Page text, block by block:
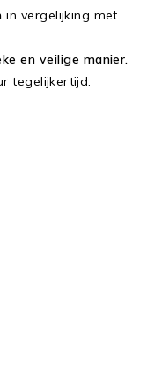
in vergelijking met
en veilige manier.
tegelijkertijd.